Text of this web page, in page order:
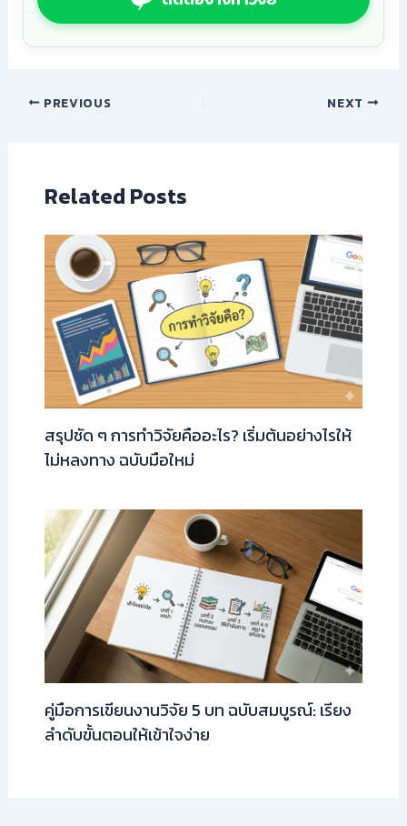
PREVIOUS NEXT
Related Posts
สรุปชัด ๆ การทำวิจัยคืออะไร? เริ่มต้นอย่างไรให้
ไม่หลงทาง ฉบับมือใหม่
คู่มือการเขียนงานวิจัย 5 บท ฉบับสมบูรณ์: เรียง
ลำดับขั้นตอนให้เข้าใจง่าย